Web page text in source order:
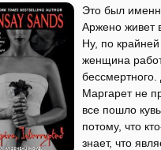
Это был
Аржено живет
Ну, по
женщина
Маргарет не
все пошло
потому, что
знает, что